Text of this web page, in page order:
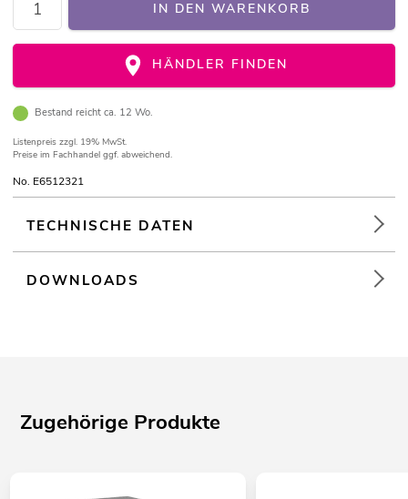
IN DEN WARENKORB
HÄNDLER FINDEN
Bestand reicht ca. 12 Wo.
Listenpreis zzgl. 19% MwSt.
Preise im Fachhandel ggf. abweichend.
No. E6512321
TECHNISCHE DATEN
DOWNLOADS
Zugehörige Produkte